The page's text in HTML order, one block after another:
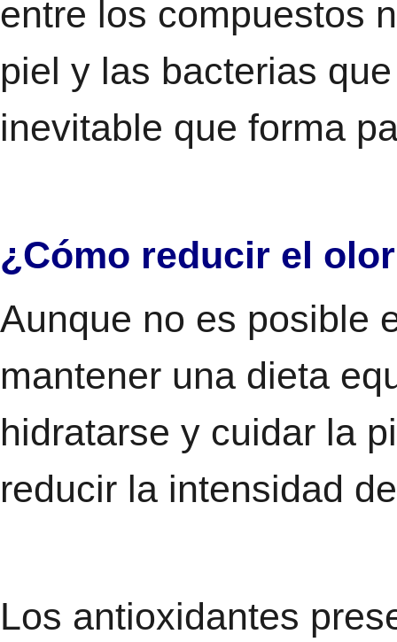
entre los compuestos
piel y las bacterias
inevitable que forma
¿Cómo reducir el
Aunque no es posible
mantener una dieta
hidratarse y cuidar la
reducir la intensidad
Los antioxidantes